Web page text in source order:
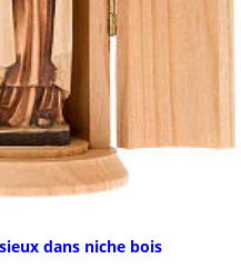
dans niche bois